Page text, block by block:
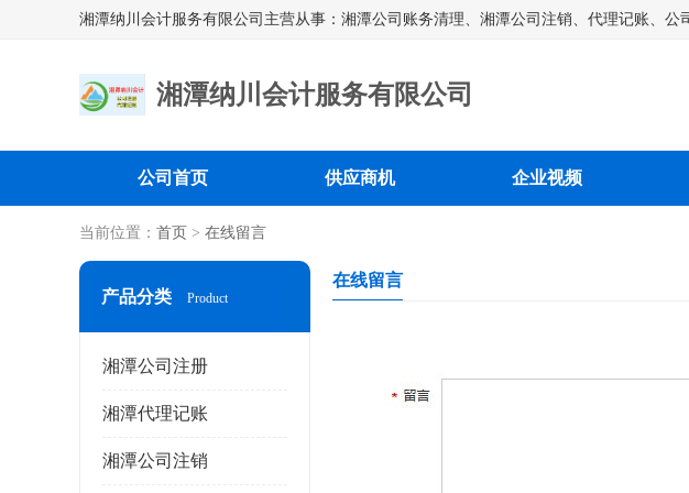
湘潭纳川会计服务有限公司
公司首页 供应商机 企业视频
当前位置： 首页 > 在线留言
产品分类 Product
湘潭公司注册
湘潭代理记账
湘潭公司注销
在线留言